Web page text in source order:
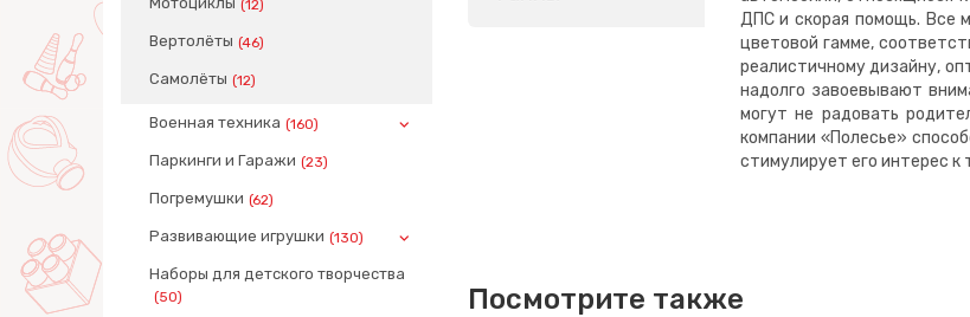
(12)
Вертолёты (46)
Самолёты (12)
Военная техника (160)
Паркинги и Гаражи (23)
Погремушки (62)
Развивающие игрушки (130)
Наборы для детского творчества
(50)
ДПС и скорая помощь. Все
цветовой гамме,
реалистичному дизайну,
надолго завоевывают
могут не радовать
компании «Полесье»
стимулирует его интерес к
Посмотрите также